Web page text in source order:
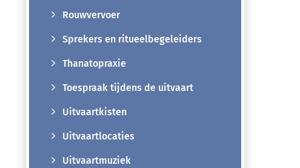
Rouwvervoer
Sprekers en ritueelbegeleiders
Thanatopraxie
Toespraak tijdens de uitvaart
Uitvaartkisten
Uitvaartlocaties
Uitvaartmuziek